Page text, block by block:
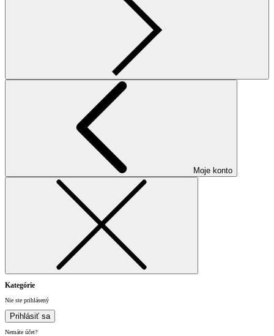
Moje konto
Kategórie
Nie ste prihlásený
Prihlásiť sa
Nemáte účet?